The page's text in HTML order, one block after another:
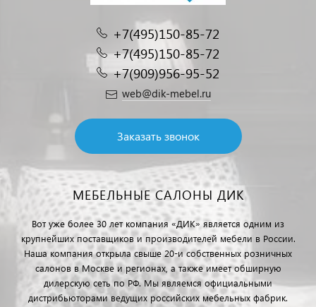
+7(495)150-85-72
+7(495)150-85-72
+7(909)956-95-52
web@dik-mebel.ru
Заказать звонок
МЕБЕЛЬНЫЕ САЛОНЫ ДИК
Вот уже более 30 лет компания «ДИК» является одним из
крупнейших поставщиков и производителей мебели в России.
Наша компания открыла свыше 20-и собственных розничных
салонов в Москве и регионах, а также имеет обширную
дилерскую сеть по РФ. Мы являемся официальными
дистрибьюторами ведущих российских мебельных фабрик.